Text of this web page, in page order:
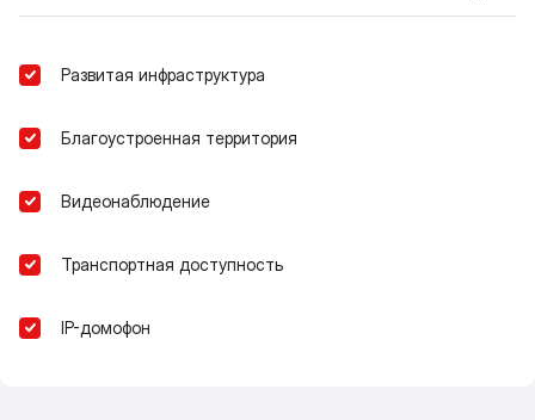
Развитая инфраструктура
Благоустроенная территория
Видеонаблюдение
Транспортная доступность
IP-домофон